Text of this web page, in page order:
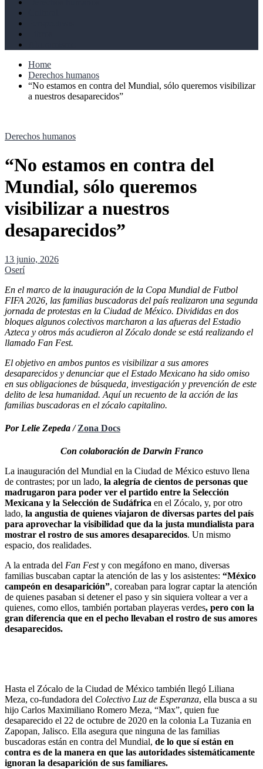
Home
Derechos humanos
“No estamos en contra del Mundial, sólo queremos visibilizar
a nuestros desaparecidos”
Derechos humanos
“No estamos en contra del
Mundial, sólo queremos
visibilizar a nuestros
desaparecidos”
13 junio, 2026
Oserí
En el marco de la inauguración de la Copa Mundial de Futbol
FIFA 2026, las familias buscadoras del país realizaron una segunda
jornada de protestas en la Ciudad de México. Divididas en dos
bloques algunos colectivos marcharon a las afueras del Estadio
Azteca y otros más acudieron al Zócalo donde se está realizando el
llamado Fan Fest.
El objetivo en ambos puntos es visibilizar a sus amores
desaparecidos y denunciar que el Estado Mexicano ha sido omiso
en sus obligaciones de búsqueda, investigación y prevención de este
delito de lesa humanidad. Aquí un recuento de la acción de las
familias buscadoras en el zócalo capitalino.
Por Lelie Zepeda /Zona Docs
Con colaboración de Darwin Franco
La inauguración del Mundial en la Ciudad de México estuvo llena
de contrastes; por un lado, la alegría de cientos de personas que
madrugaron para poder ver el partido entre la Selección
Mexicana y la Selección de Sudáfrica en el Zócalo, y, por otro
lado, la angustia de quienes viajaron de diversas partes del país
para aprovechar la visibilidad que da la justa mundialista para
mostrar el rostro de sus amores desaparecidos. Un mismo
espacio, dos realidades.
A la entrada del Fan Festy con megáfono en mano, diversas
familias buscaban captar la atención de las y los asistentes: “México
campeón en desaparición”, coreaban para lograr captar la atención
de quienes pasaban si detener el paso y sin siquiera voltear a ver a
quienes, como ellos, también portaban playeras verdes, pero con la
gran diferencia que en el pecho llevaban el rostro de sus amores
desaparecidos.
Hasta el Zócalo de la Ciudad de México también llegó Liliana
Meza, co-fundadora del Colectivo Luz de Esperanza, ella busca a su
hijo Carlos Maximiliano Romero Meza, “Max”, quien fue
desaparecido el 22 de octubre de 2020 en la colonia La Tuzania en
Zapopan, Jalisco. Ella asegura que ninguna de las familias
buscadoras están en contra del Mundial, de lo que sí están en
contra es de la manera en que las autoridades sistemáticamente
ignoran la desaparición de sus familiares.